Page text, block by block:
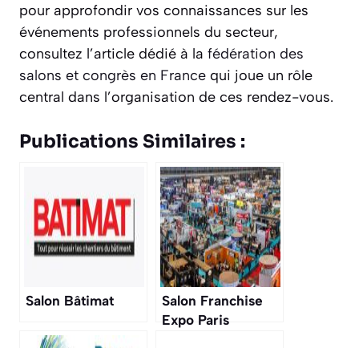
pour approfondir vos connaissances sur les
événements professionnels du secteur,
consultez l’article dédié à la fédération des
salons et congrès en France qui joue un rôle
central dans l’organisation de ces rendez-vous.
Publications Similaires :
Salon Bâtimat
Salon Franchise
Expo Paris